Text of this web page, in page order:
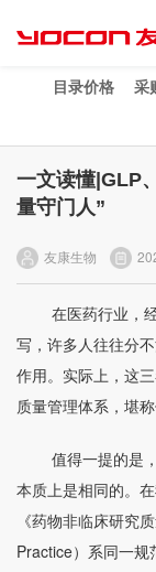
目录价格 采
一文读懂|GLP
量守门人”
友康生物
在医药行业，
写，许多人往往分
作用。实际上，这
质量管理体系，堪
值得一提的是
本质上是相同的。
《药物非临床研究
Practice）系同一